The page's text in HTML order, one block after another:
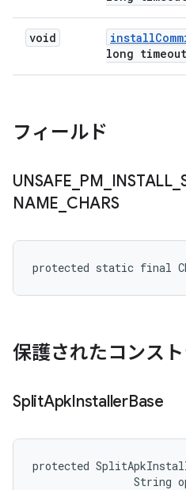
void install
long timeout
フィールド
UNSAFE PM INSTALL_
NAME CHARS
protected static final
保護されたコンス
SplitApkInstallerBase
protected
String